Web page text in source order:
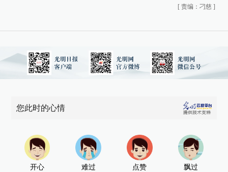
[ 责编：刁慈 ]
您此时的心情
开心 难过 点赞 飘过